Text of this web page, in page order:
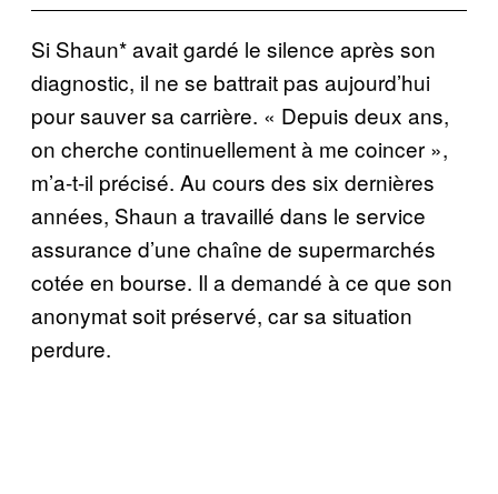
Si Shaun* avait gardé le silence après son
diagnostic, il ne se battrait pas aujourd’hui
pour sauver sa carrière. « Depuis deux ans,
on cherche continuellement à me coincer »,
m’a-t-il précisé. Au cours des six dernières
années, Shaun a travaillé dans le service
assurance d’une chaîne de supermarchés
cotée en bourse. Il a demandé à ce que son
anonymat soit préservé, car sa situation
perdure.